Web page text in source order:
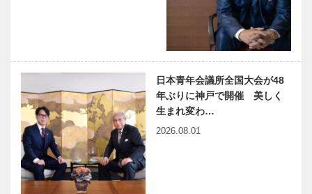
の下町風情を
リア・ピ…
連載エッセイ
／喫茶店の書
斎から63
縁起・小墓圓
満地蔵尊
スーパースト
リングスコー
ベ サマーコ
ンサート
2020&2021
―逆境…
ITC-Jカウン
スルNo.３第
NEKOBE｜
vol.32 ｜亀井
日本青年会議所全国大会が48
年ぶりに神戸で開催 美しく
生まれ変わ…
2026.08.01